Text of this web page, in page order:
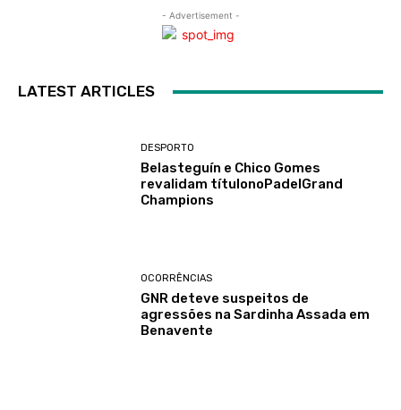
- Advertisement -
LATEST ARTICLES
DESPORTO
Belasteguín e Chico Gomes
revalidam títulonoPadelGrand
Champions
OCORRÊNCIAS
GNR deteve suspeitos de
agressões na Sardinha Assada em
Benavente